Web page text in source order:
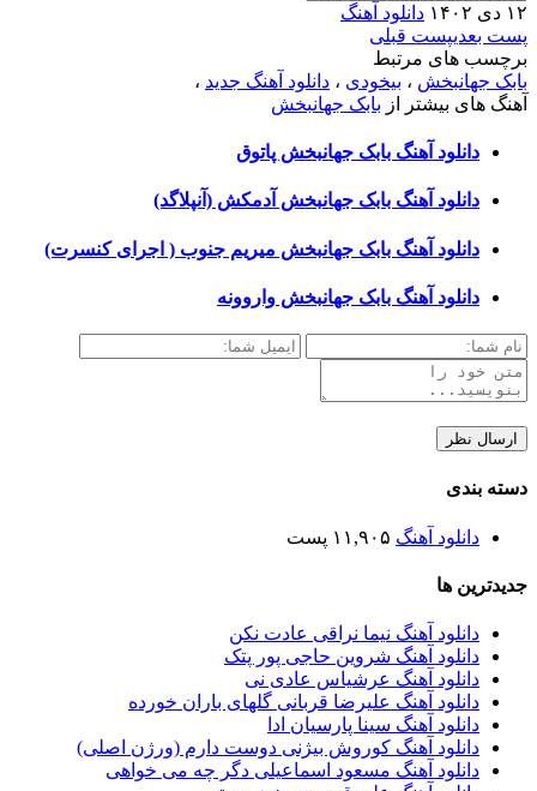
۱۲ دی ۱۴۰۲
دانلود آهنگ
پست بعدیپست قبلی
برچسب های مرتبط
بابک جهانبخش ، بیخودی ، دانلود آهنگ جدید ،
آهنگ های بیشتر از بابک جهانبخش
دانلود آهنگ بابک جهانبخش پاتوق
دانلود آهنگ بابک جهانبخش آدمکش (آنپلاگد)
دانلود آهنگ بابک جهانبخش میریم جنوب ( اجرای کنسرت)
دانلود آهنگ بابک جهانبخش واروونه
دسته بندی
دانلود آهنگ ۱۱,۹۰۵ پست
جدیدترین ها
دانلود آهنگ نیما نراقی عادت نکن
دانلود آهنگ شروین حاجی پور پتک
دانلود آهنگ عرشیاس عادی نی
دانلود آهنگ علیرضا قربانی گلهای باران خورده
دانلود آهنگ سینا پارسیان ادا
دانلود آهنگ کوروش بیژنی دوست دارم (ورژن اصلی)
دانلود آهنگ مسعود اسماعیلی دگر چه می خواهی